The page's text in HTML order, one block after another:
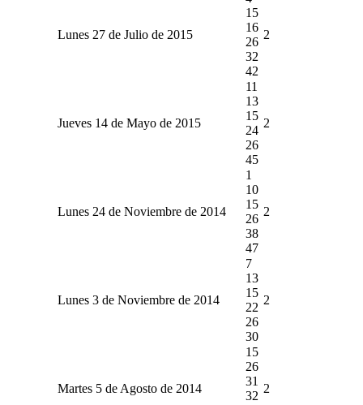
Lunes 27 de Julio de 2015
15
16
26
32
42
2
Jueves 14 de Mayo de 2015
11
13
15
24
26
45
2
Lunes 24 de Noviembre de 2014
1
10
15
26
38
47
2
Lunes 3 de Noviembre de 2014
7
13
15
22
26
30
2
Martes 5 de Agosto de 2014
15
26
31
32
2